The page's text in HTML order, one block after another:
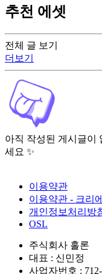
전체 글 보기
더보기
아직 작성된 게시글이
세요 ✨
추천 에셋
이용약관
이용약관 - 크리
개인정보처리방
OSL
주식회사 홀론
대표 : 신민정
사업자번호 :